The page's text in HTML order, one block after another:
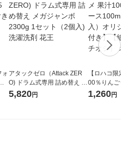
アタックゼロ（Attack ZER
O) ドラム式専用 詰め替え メ
ガジャンボ 2300g 1セット
5,820円
【ロハコ限定
00％りんごジ
箱（18本入）
1,260円